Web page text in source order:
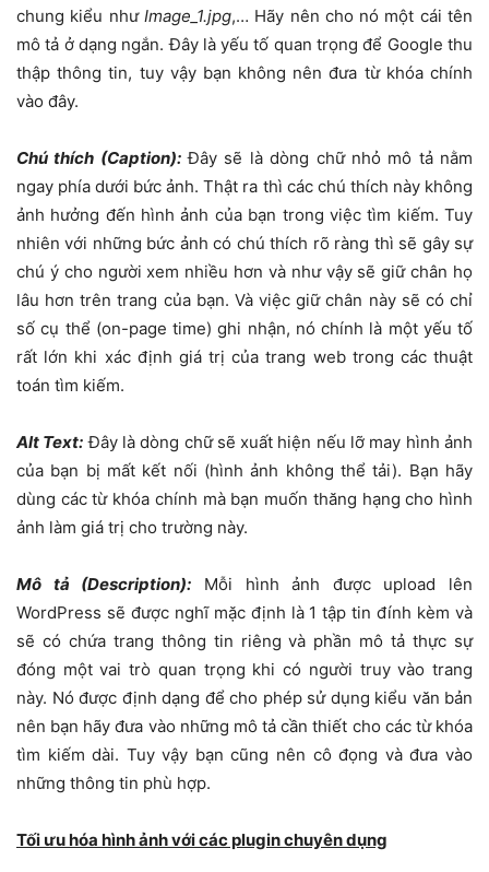
chung kiểu như Image_1.jpg,… Hãy nên cho nó một cái tên
mô tả ở dạng ngắn. Đây là yếu tố quan trọng để Google thu
thập thông tin, tuy vậy bạn không nên đưa từ khóa chính
vào đây.
Chú thích (Caption):Đây sẽ là dòng chữ nhỏ mô tả nằm
ngay phía dưới bức ảnh. Thật ra thì các chú thích này không
ảnh hưởng đến hình ảnh của bạn trong việc tìm kiếm. Tuy
nhiên với những bức ảnh có chú thích rõ ràng thì sẽ gây sự
chú ý cho người xem nhiều hơn và như vậy sẽ giữ chân họ
lâu hơn trên trang của bạn. Và việc giữ chân này sẽ có chỉ
số cụ thể (on-page time) ghi nhận, nó chính là một yếu tố
rất lớn khi xác định giá trị của trang web trong các thuật
toán tìm kiếm.
Alt Text: Đây là dòng chữ sẽ xuất hiện nếu lỡ may hình ảnh
của bạn bị mất kết nối (hình ảnh không thể tải). Bạn hãy
dùng các từ khóa chính mà bạn muốn thăng hạng cho hình
ảnh làm giá trị cho trường này.
Mô tả (Description): Mỗi hình ảnh được upload lên
WordPress sẽ được nghĩ mặc định là 1 tập tin đính kèm và
sẽ có chứa trang thông tin riêng và phần mô tả thực sự
đóng một vai trò quan trọng khi có người truy vào trang
này. Nó được định dạng để cho phép sử dụng kiểu văn bản
nên bạn hãy đưa vào những mô tả cần thiết cho các từ khóa
tìm kiếm dài. Tuy vậy bạn cũng nên cô đọng và đưa vào
những thông tin phù hợp.
Tối ưu hóa hình ảnh với các plugin chuyên dụng